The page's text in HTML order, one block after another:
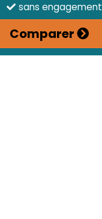
sans engagement
Comparer